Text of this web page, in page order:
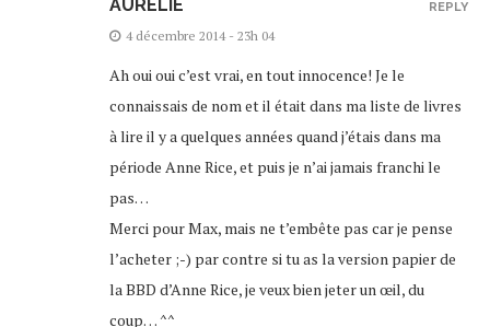
AURÉLIE
4 décembre 2014 - 23h 04
Ah oui oui c’est vrai, en tout innocence! Je le
connaissais de nom et il était dans ma liste de livres
à lire il y a quelques années quand j’étais dans ma
période Anne Rice, et puis je n’ai jamais franchi le
pas…
Merci pour Max, mais ne t’embête pas car je pense
l’acheter ;-) par contre si tu as la version papier de
la BBD d’Anne Rice, je veux bien jeter un œil, du
coup… ^^
REPLY